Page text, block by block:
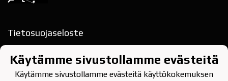
Tietosuojaseloste
Rajakatu 13, 2.krs
78200 VARKAUS
puh. 040-354 9622
Käytämme sivustollamme evästeitä
Käytämme sivustollamme evästeitä käyttökokemuksen